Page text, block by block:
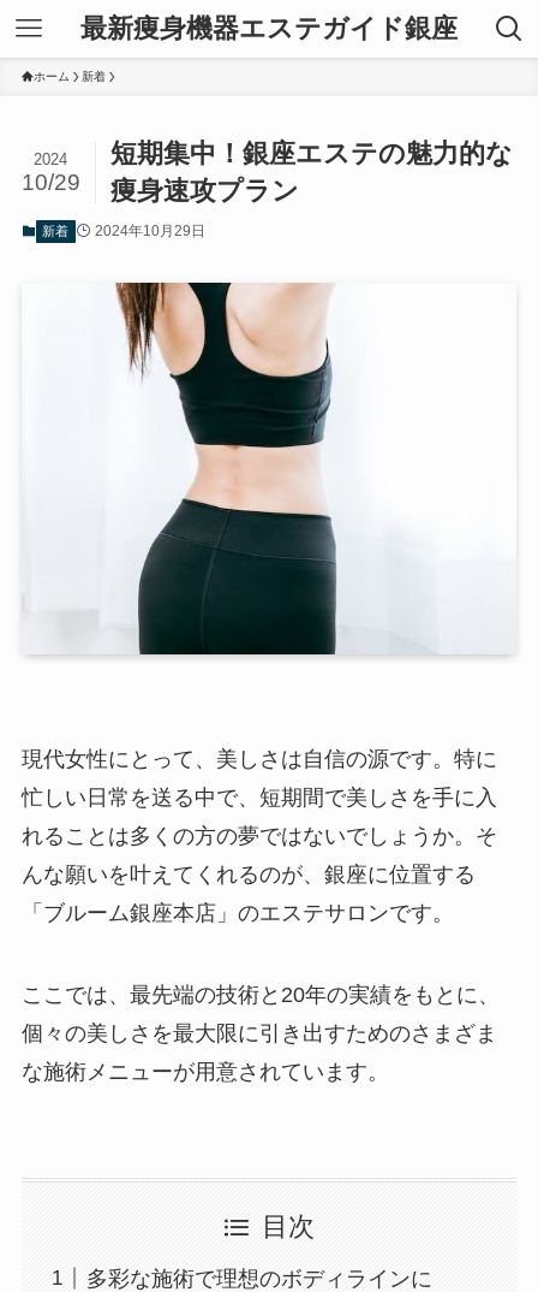
最新痩身機器エステガイド銀座
ホーム 新着
短期集中！銀座エステの魅力的な
痩身速攻プラン
2024
10/29
新着 2024年10月29日
現代女性にとって、美しさは自信の源です。特に
忙しい日常を送る中で、短期間で美しさを手に入
れることは多くの方の夢ではないでしょうか。そ
んな願いを叶えてくれるのが、銀座に位置する
「ブルーム銀座本店」のエステサロンです。
ここでは、最先端の技術と20年の実績をもとに、
個々の美しさを最大限に引き出すためのさまざま
な施術メニューが用意されています。
目次
多彩な施術で理想のボディラインに